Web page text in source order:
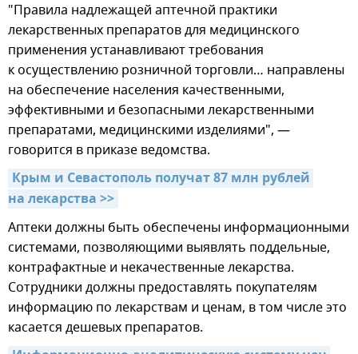
"Правила надлежащей аптечной практики
лекарственных препаратов для медицинского
применения устанавливают требования
к осуществлению розничной торговли… направлены
на обеспечение населения качественными,
эффективными и безопасными лекарственными
препаратами, медицинскими изделиями", —
говорится в приказе ведомства.
Крым и Севастополь получат 87 млн рублей
на лекарства >>
Аптеки должны быть обеспечены информационными
системами, позволяющими выявлять поддельные,
контрафактные и некачественные лекарства.
Сотрудники должны предоставлять покупателям
информацию по лекарствам и ценам, в том числе это
касается дешевых препаратов.